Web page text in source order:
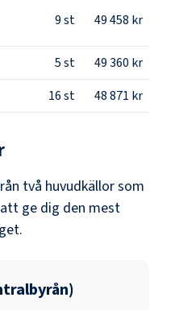
9st 49 458 kr
5st
49 360 kr
16st 48 871 kr
två huvudkällor som
ge dig den mest